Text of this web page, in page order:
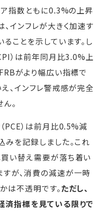
指数ともに0.3%の上昇
、インフレが大きく加速す
ことを示しています。し
）は前年同月比3.0%上
がより幅広い指標で
、インフレ警戒感が完全
。
PCE）は前月比0.5%減
みを記録しました。これ
い替え需要が落ち着い
が、消費の減速が一時
は不透明です。ただし、
済指標を見ている限りで